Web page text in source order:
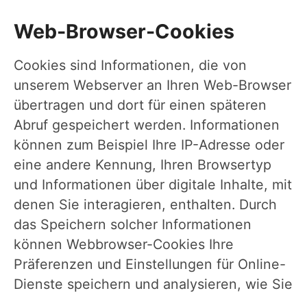
Web-Browser-Cookies
Cookies sind Informationen, die von
unserem Webserver an Ihren Web-Browser
übertragen und dort für einen späteren
Abruf gespeichert werden. Informationen
können zum Beispiel Ihre IP-Adresse oder
eine andere Kennung, Ihren Browsertyp
und Informationen über digitale Inhalte, mit
denen Sie interagieren, enthalten. Durch
das Speichern solcher Informationen
können Webbrowser-Cookies Ihre
Präferenzen und Einstellungen für Online-
Dienste speichern und analysieren, wie Sie